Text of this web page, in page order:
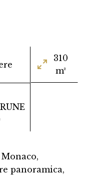
310
m²
panoramica,